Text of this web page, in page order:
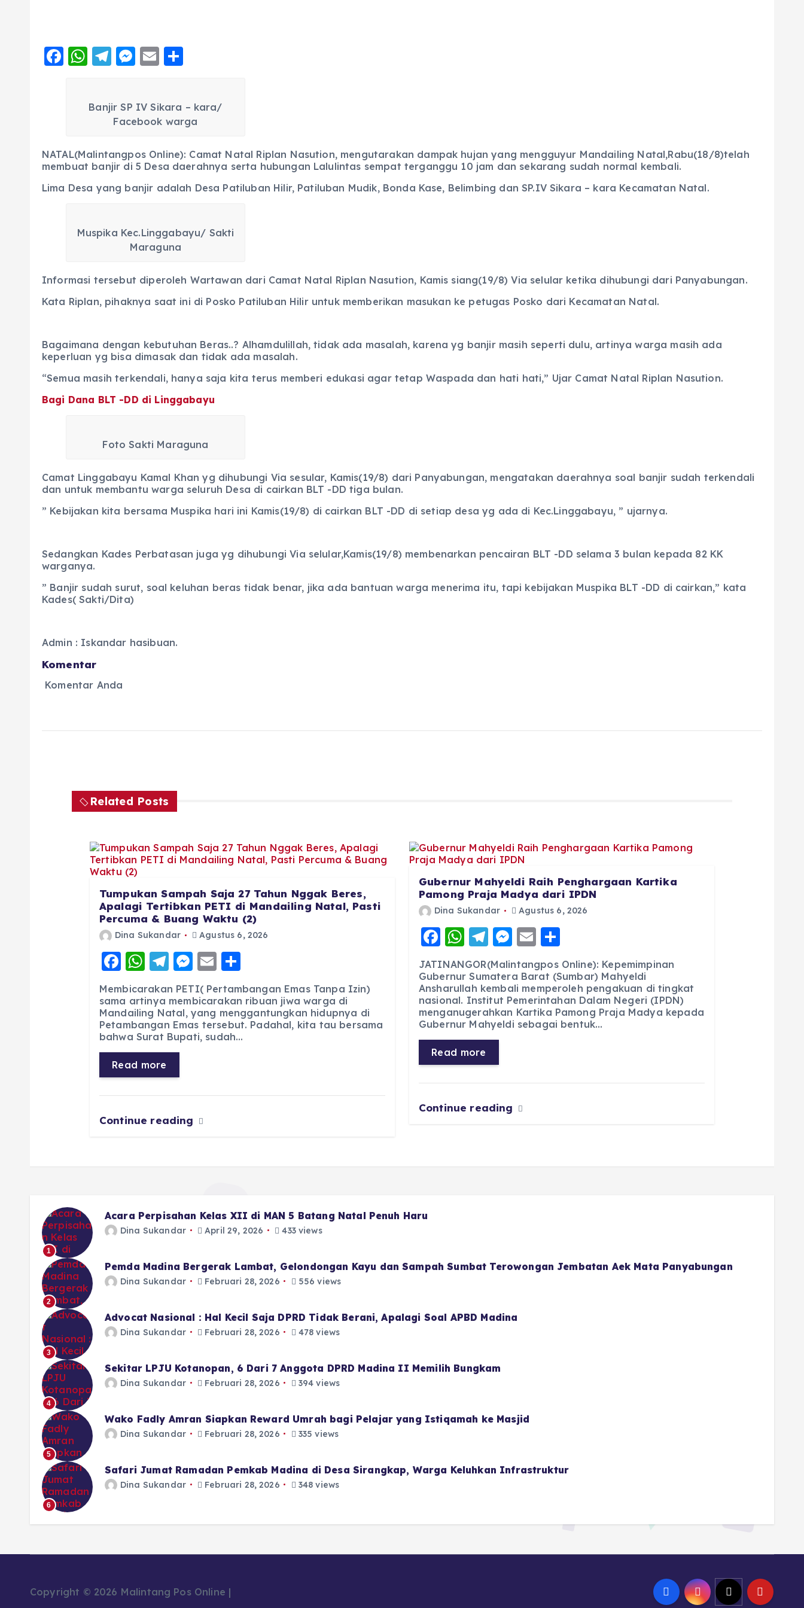
F
o
o
k
W
ts
p
p
T
g
r
a
m
M
e
n
g
er
E
l
re
Banjir SP IV Sikara – kara/
Facebook warga
NATAL(Malintangpos Online): Camat Natal Riplan Nasution, mengutarakan dampak hujan yang mengguyur Mandailing Natal,Rabu(18/8)telah
membuat banjir di 5 Desa daerahnya serta hubungan Lalulintas sempat terganggu 10 jam dan sekarang sudah normal kembali.
Lima Desa yang banjir adalah Desa Patiluban Hilir, Patiluban Mudik, Bonda Kase, Belimbing dan SP.IV Sikara – kara Kecamatan Natal.
Muspika Kec.Linggabayu/ Sakti
Maraguna
Informasi tersebut diperoleh Wartawan dari Camat Natal Riplan Nasution, Kamis siang(19/8) Via selular ketika dihubungi dari Panyabungan.
Kata Riplan, pihaknya saat ini di Posko Patiluban Hilir untuk memberikan masukan ke petugas Posko dari Kecamatan Natal.
Bagaimana dengan kebutuhan Beras..? Alhamdulillah, tidak ada masalah, karena yg banjir masih seperti dulu, artinya warga masih ada
keperluan yg bisa dimasak dan tidak ada masalah.
“Semua masih terkendali, hanya saja kita terus memberi edukasi agar tetap Waspada dan hati hati,” Ujar Camat Natal Riplan Nasution.
Bagi Dana BLT -DD di Linggabayu
Foto Sakti Maraguna
Camat Linggabayu Kamal Khan yg dihubungi Via sesular, Kamis(19/8) dari Panyabungan, mengatakan daerahnya soal banjir sudah terkendali
dan untuk membantu warga seluruh Desa di cairkan BLT -DD tiga bulan.
” Kebijakan kita bersama Muspika hari ini Kamis(19/8) di cairkan BLT -DD di setiap desa yg ada di Kec.Linggabayu, ” ujarnya.
Sedangkan Kades Perbatasan juga yg dihubungi Via selular,Kamis(19/8) membenarkan pencairan BLT -DD selama 3 bulan kepada 82 KK
warganya.
” Banjir sudah surut, soal keluhan beras tidak benar, jika ada bantuan warga menerima itu, tapi kebijakan Muspika BLT -DD di cairkan,” kata
Kades( Sakti/Dita)
Admin : Iskandar hasibuan.
Komentar
Komentar Anda
Related Posts
Tumpukan Sampah Saja 27 Tahun Nggak Beres,
Apalagi Tertibkan PETI di Mandailing Natal, Pasti
Percuma & Buang Waktu (2)
Dina Sukandar Agustus 6, 2026
F
a
c
e
b
o
o
k
W
h
a
ts
A
p
p
T
el
e
g
r
a
m
M
e
ss
e
n
E
m
ai
l
h
a
re
Membicarakan PETI( Pertambangan Emas Tanpa Izin)
sama artinya membicarakan ribuan jiwa warga di
Mandailing Natal, yang menggantungkan hidupnya di
Petambangan Emas tersebut. Padahal, kita tau bersama
bahwa Surat Bupati, sudah…
Read more
Continue reading
Gubernur Mahyeldi Raih Penghargaan Kartika
Pamong Praja Madya dari IPDN
Dina Sukandar Agustus 6, 2026
F
a
c
e
b
o
o
k
W
h
a
ts
A
p
p
T
el
e
g
r
a
M
e
ss
e
n
g
E
ai
l
h
a
re
JATINANGOR(Malintangpos Online): Kepemimpinan
Gubernur Sumatera Barat (Sumbar) Mahyeldi
Ansharullah kembali memperoleh pengakuan di tingkat
nasional. Institut Pemerintahan Dalam Negeri (IPDN)
menganugerahkan Kartika Pamong Praja Madya kepada
Gubernur Mahyeldi sebagai bentuk…
Read more
Continue reading
1
Acara Perpisahan Kelas XII di MAN 5 Batang Natal Penuh Haru
Dina Sukandar April 29, 2026 433 views
2
Pemda Madina Bergerak Lambat, Gelondongan Kayu dan Sampah Sumbat Terowongan Jembatan Aek Mata Panyabungan
Dina Sukandar Februari 28, 2026 556 views
3
Advocat Nasional : Hal Kecil Saja DPRD Tidak Berani, Apalagi Soal APBD Madina
Dina Sukandar Februari 28, 2026 478 views
4
Sekitar LPJU Kotanopan, 6 Dari 7 Anggota DPRD Madina II Memilih Bungkam
Dina Sukandar Februari 28, 2026 394 views
5
Wako Fadly Amran Siapkan Reward Umrah bagi Pelajar yang Istiqamah ke Masjid
Dina Sukandar Februari 28, 2026 335 views
6
Safari Jumat Ramadan Pemkab Madina di Desa Sirangkap, Warga Keluhkan Infrastruktur
Dina Sukandar Februari 28, 2026 348 views
Copyright © 2026 Malintang Pos Online |